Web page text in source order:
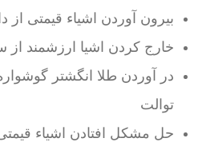
بیرون آوردن اشیاء قیمتی از
خارج کردن اشیا ارزشمند از
در آوردن طلا انگشتر
توالت
حل مشکل افتادن اشیاء